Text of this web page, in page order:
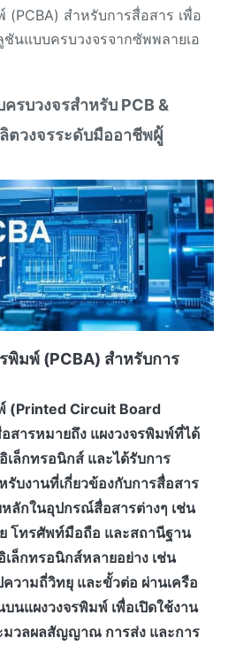
(PCBA) สำหรับการสื่อสาร เพื่อ
นแบบครบวงจรจากซัพพลายเอ
รบวงจรสำหรับ PCB &
ตวงจรระดับมืออาชีพผู้
พิมพ์ (PCBA) สำหรับการ
(Printed Circuit Board
สารหมายถึง แผงวงจรพิมพ์ที่ได้
เล็กทรอนิกส์ และได้รับการ
บงานที่เกี่ยวข้องกับการสื่อสาร
ลักในอุปกรณ์สื่อสารต่างๆ เช่น
ย โทรศัพท์มือถือ และสถานีฐาน
ล็กทรอนิกส์หลายอย่าง เช่น
วามถี่วิทยุ และขั้วต่อ ผ่านเครือ
นแผงวงจรพิมพ์ เพื่อเปิดใช้งาน
มวลผลสัญญาณ การส่ง และการ